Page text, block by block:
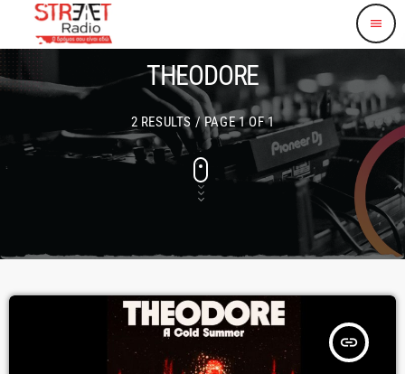
menu
THEODORE
2 RESULTS / PAGE 1 OF 1
insert_link